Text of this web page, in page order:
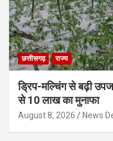
छत्तीसगढ़ राज्य
ड्रिप-मल्चिंग से बढ़ी
से 10 लाख का मुनाफा
August 8, 2026 News